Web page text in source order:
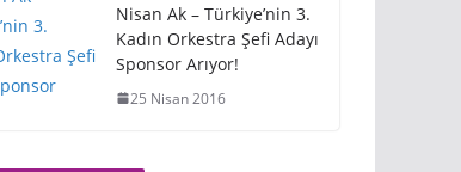
Nisan Ak – Türkiye’nin 3.
Kadın Orkestra Şefi Adayı
Sponsor Arıyor!
25 Nisan 2016